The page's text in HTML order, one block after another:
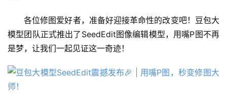
各位修图爱好者，准备好迎接革命性的改变吧！豆包大
模型团队正式推出了SeedEdit图像编辑模型，用嘴P图不再
是梦，让我们一起见证这一奇迹！